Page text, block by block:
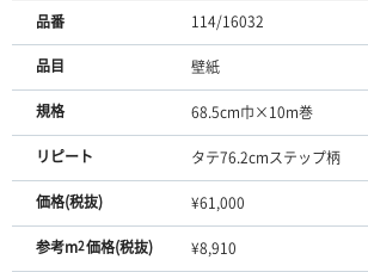
品番 114/16032
品目 壁紙
規格 68.5cm巾×10m巻
リピート タテ76.2cmステップ柄
価格(税抜) ¥61,000
参考m2価格(税抜) ¥8,910